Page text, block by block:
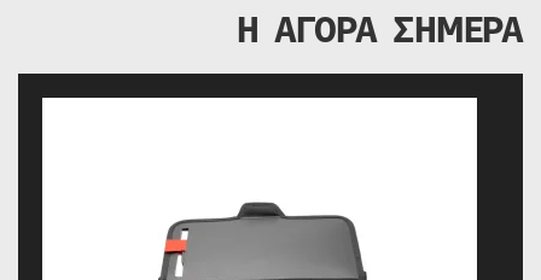
Η ΑΓΟΡΑ ΣΗΜΕΡΑ